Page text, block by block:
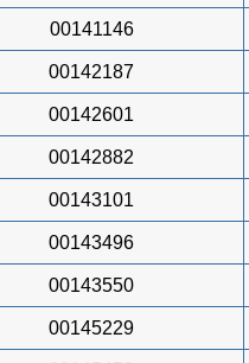
00141146
00142187
00142601
00142882
00143101
00143496
00143550
00145229